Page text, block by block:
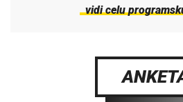
vidi celu